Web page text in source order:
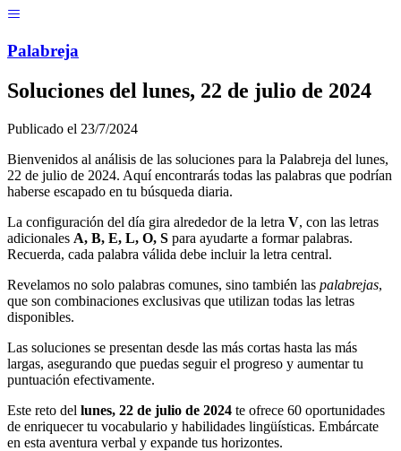
Palabreja
Soluciones del lunes, 22 de julio de 2024
Publicado el 23/7/2024
Bienvenidos al análisis de las soluciones para la Palabreja del lunes,
22 de julio de 2024. Aquí encontrarás todas las palabras que podrían
haberse escapado en tu búsqueda diaria.
La configuración del día gira alrededor de la letra V, con las letras
adicionales A, B, E, L, O, S para ayudarte a formar palabras.
Recuerda, cada palabra válida debe incluir la letra central.
Revelamos no solo palabras comunes, sino también las palabrejas,
que son combinaciones exclusivas que utilizan todas las letras
disponibles.
Las soluciones se presentan desde las más cortas hasta las más
largas, asegurando que puedas seguir el progreso y aumentar tu
puntuación efectivamente.
Este reto del lunes, 22 de julio de 2024 te ofrece 60 oportunidades
de enriquecer tu vocabulario y habilidades lingüísticas. Embárcate
en esta aventura verbal y expande tus horizontes.